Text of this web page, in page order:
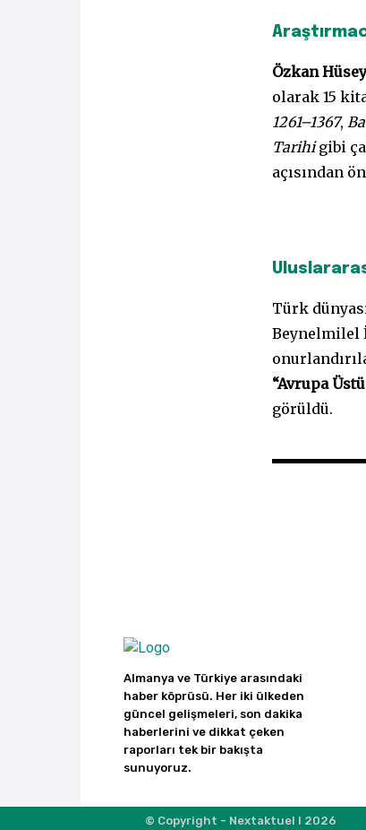
Özkan
olarak 15
1261–1367,
Tarihigibi
açısından
Türk
Beynelmilel
“Avrupa
görüldü.
Almanya ve Türkiye arasındaki
haber köprüsü. Her iki ülkeden
güncel gelişmeleri, son dakika
haberlerini ve dikkat çeken
raporları tek bir bakışta
sunuyoruz.
© Copyright - Nextaktuel I 2026